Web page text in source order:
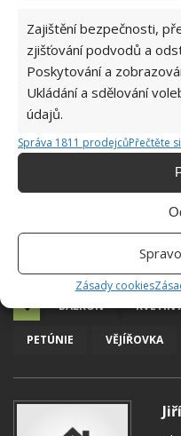
Zajištění bezpečnosti,
zjišťování podvodů a
Poskytování a
Ukládání a sdělování
údajů.
Správa 1811 prodejcůPřečtěte
Zásady cookies
BALKON
PETÚNIE VĚJÍŘOVKA